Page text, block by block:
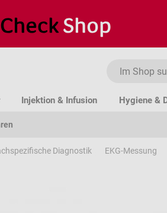
Injektion & Infusion Hygiene &
Diagnostik EKG-Messung